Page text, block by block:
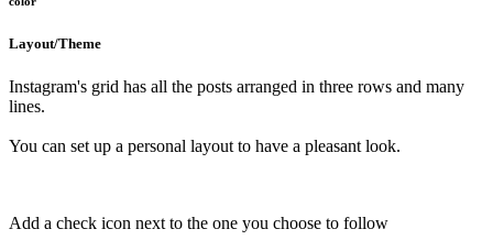
Layout/Theme
Instagram's grid has all the posts arranged in three rows and many
lines.
You can set up a personal layout to have a pleasant look.
Add a check icon next to the one you choose to follow